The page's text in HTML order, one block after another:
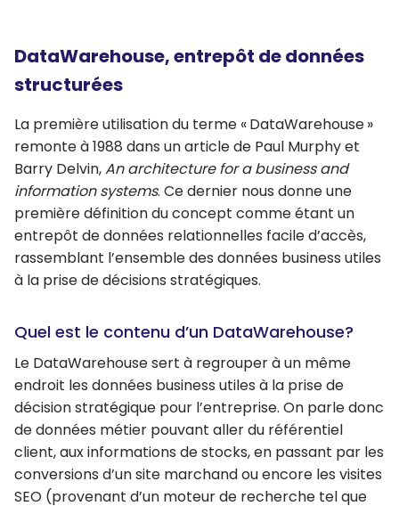
DataWarehouse, entrepôt de données
structurées
La première utilisation du terme « DataWarehouse »
remonte à 1988 dans un article de Paul Murphy et
Barry Delvin,An architecture for a business and
information systems. Ce dernier nous donne une
première définition du concept comme étant un
entrepôt de données relationnelles facile d’accès,
rassemblant l’ensemble des données business utiles
à la prise de décisions stratégiques.
Quel est le contenu d’un DataWarehouse?
Le DataWarehouse sert à regrouper à un même
endroit les données business utiles à la prise de
décision stratégique pour l’entreprise. On parle donc
de données métier pouvant aller du référentiel
client, aux informations de stocks, en passant par les
conversions d’un site marchand ou encore les visites
SEO (provenant d’un moteur de recherche tel que